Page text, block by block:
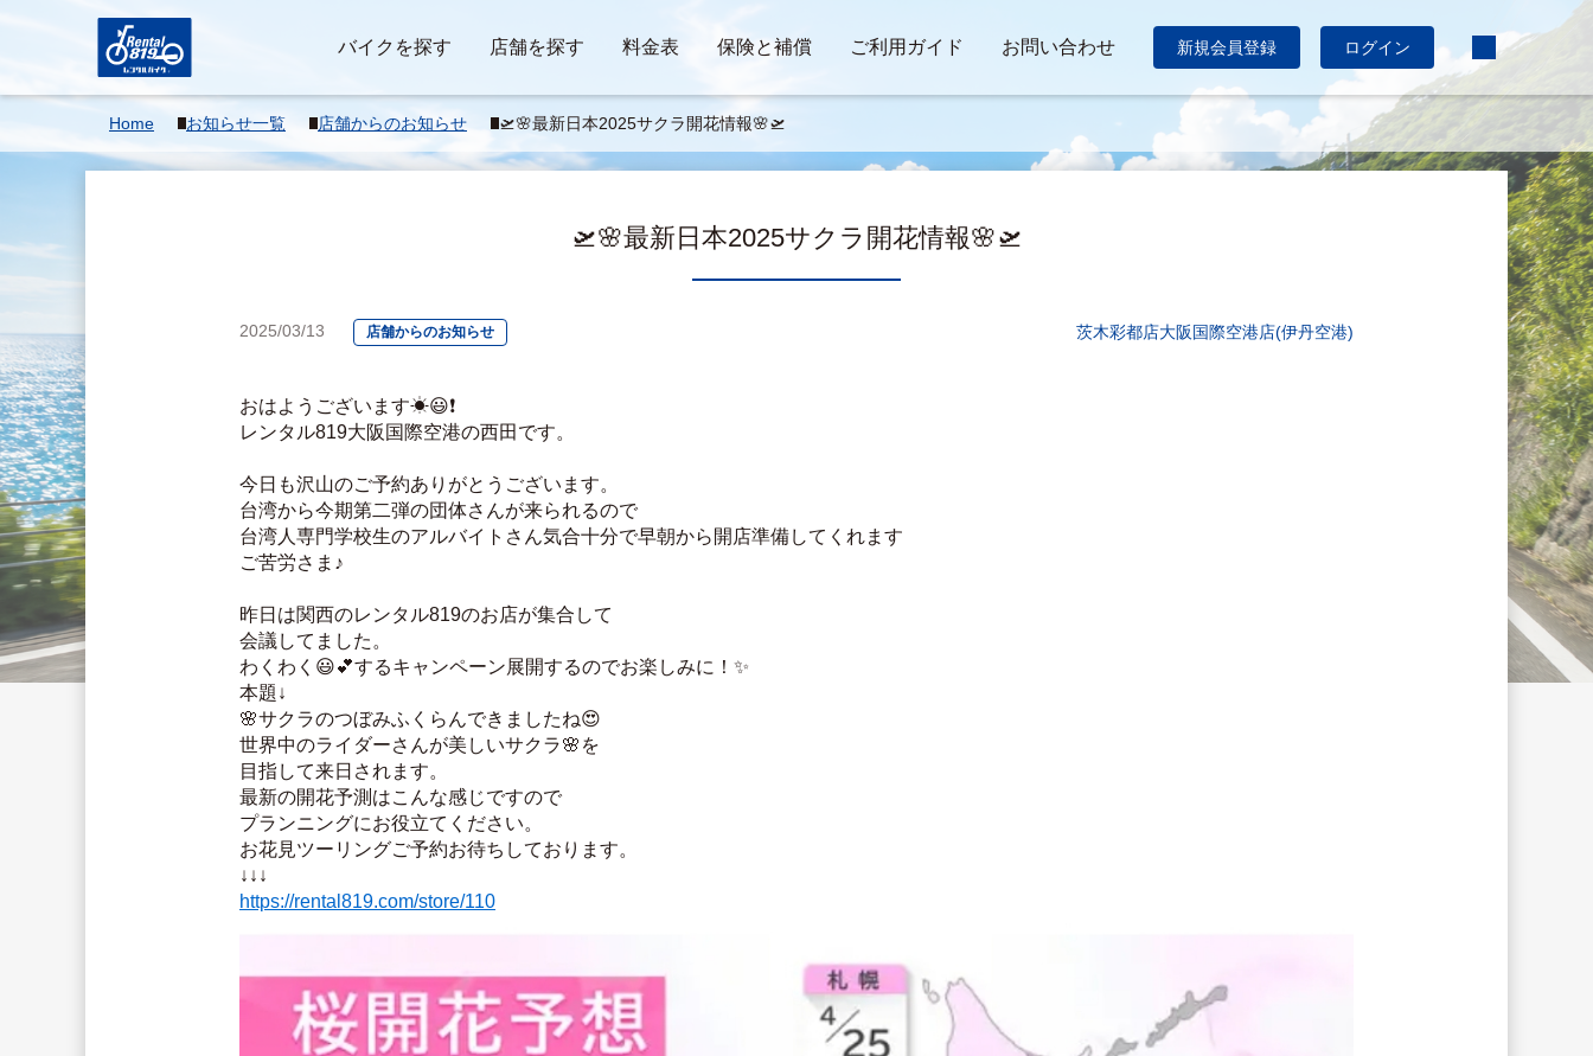
バイクを探す 店舗を探す 料金表 保険と補償 ご利用ガイド お問い合わせ 新規会員登録 ログイン
Home お知らせ一覧 店舗からのお知らせ 🛫🌸最新日本2025サクラ開花情報🌸🛫
🛫🌸最新日本2025サクラ開花情報🌸🛫
2025/03/13 店舗からのお知らせ 茨木彩都店大阪国際空港店(伊丹空港)
おはようございます☀😃❗
レンタル819大阪国際空港の西田です。
今日も沢山のご予約ありがとうございます。
台湾から今期第二弾の団体さんが来られるので
台湾人専門学校生のアルバイトさん気合十分で早朝から開店準備してくれます
ご苦労さま♪
昨日は関西のレンタル819のお店が集合して
会議してました。
わくわく😃💕するキャンペーン展開するのでお楽しみに！✨
本題↓
🌸サクラのつぼみふくらんできましたね😍
世界中のライダーさんが美しいサクラ🌸を
目指して来日されます。
最新の開花予測はこんな感じですので
プランニングにお役立てください。
お花見ツーリングご予約お待ちしております。
↓↓↓
https://rental819.com/store/110